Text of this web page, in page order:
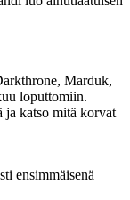
Marduk,
loputtomiin.
ja katso mitä korvat
ensimmäisenä